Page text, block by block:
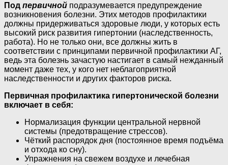
Под первичной подразумевается предупреждение
возникновения болезни. Этих методов профилактики
должны придерживаться здоровые люди, у которых есть
высокий риск развития гипертонии (наследственность,
работа). Но не только они, все должны жить в
соответствии с принципами первичной профилактики АГ,
ведь эта болезнь зачастую настигает в самый нежданный
момент даже тех, у кого нет неблагоприятной
наследственности и других факторов риска.
Первичная профилактика гипертонической болезни
включает в себя:
Нормализация функции центральной нервной
системы (предотвращение стрессов).
Чёткий распорядок дня (постоянное время подъёма
и отхода ко сну).
Упражнения на свежем воздухе и лечебная